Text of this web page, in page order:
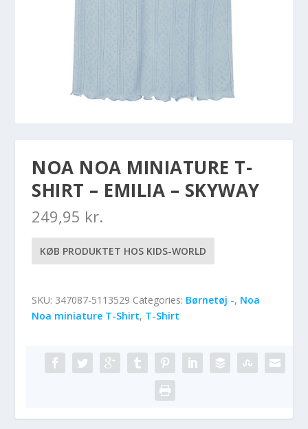
NOA NOA MINIATURE T-
SHIRT – EMILIA – SKYWAY
249,95 kr.
KØB PRODUKTET HOS KIDS-WORLD
SKU: 347087-5113529 Categories: Børnetøj -, Noa
Noa miniature T-Shirt, T-Shirt